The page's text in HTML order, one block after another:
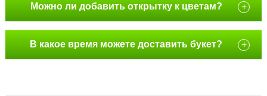
Можно ли добавить открытку к цветам? +
В какое время можете доставить букет? +